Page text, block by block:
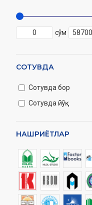
сўм
НАШРИЁТЛАР
СОТУВДА
Сотувда бор
Сотувда йўқ